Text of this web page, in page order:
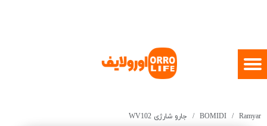
Ramyar
BOMIDI جارو شارژی WV102